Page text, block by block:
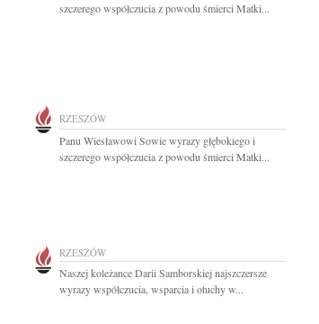
szczerego współczucia z powodu śmierci Matki...
RZESZÓW
Panu Wiesławowi Sowie wyrazy głębokiego i
szczerego współczucia z powodu śmierci Matki...
RZESZÓW
Naszej koleżance Darii Samborskiej najszczersze
wyrazy współczucia, wsparcia i otuchy w...